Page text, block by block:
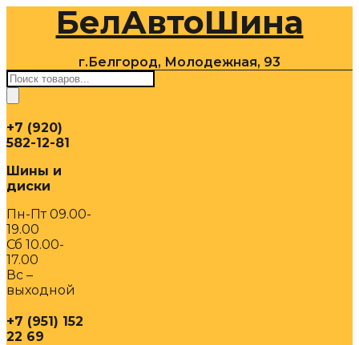
содержимомуБелАвтоШина
г.Белгород, Молодежная, 93
Поиск
товаров
+7 (920)
582-12-81
Шины и
диски
Пн-Пт 09.00-
19.00
Сб 10.00-
17.00
Вс –
выходной
+7 (951) 152
22 69